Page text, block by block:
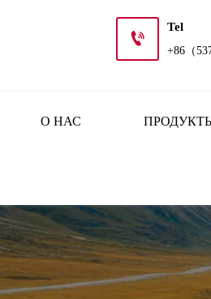

Tel
+86（
О НАС